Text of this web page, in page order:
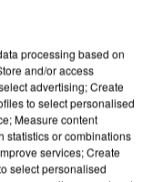
processing based on
and/or access
advertising; Create
to select personalised
Measure content
statistics or combinations
services; Create
select personalised